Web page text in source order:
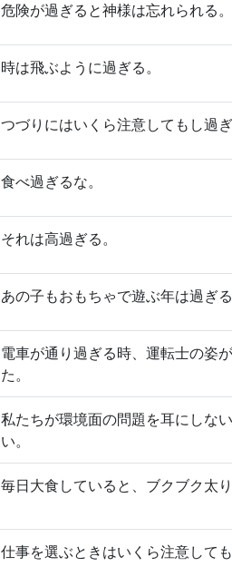
危険が過ぎると神様は忘れられる。
時は飛ぶように過ぎる。
つづりにはいくら注意してもし過
食べ過ぎるな。
それは高過ぎる。
あの子もおもちゃで遊ぶ年は過ぎる
電車が通り過ぎる時、運転士の姿
た。
私たちが環境面の問題を耳にしな
い。
毎日大食していると、ブクブク太
仕事を選ぶときはいくら注意して